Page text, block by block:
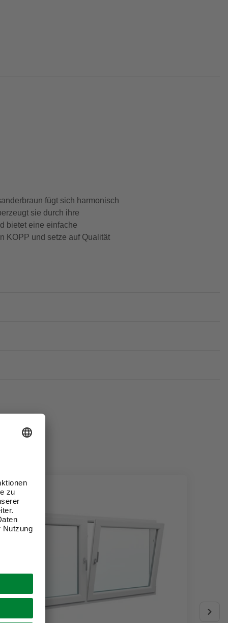
fügt sich harmonisch
sie durch ihre
bietet eine einfache
KOPP und setze auf Qualität